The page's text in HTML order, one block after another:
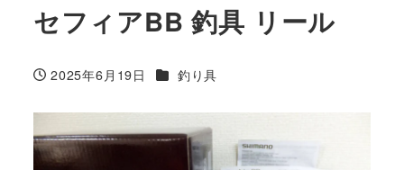
セフィアBB 釣具 リール
投稿日
2025年6月19日 カテゴリー
釣り具